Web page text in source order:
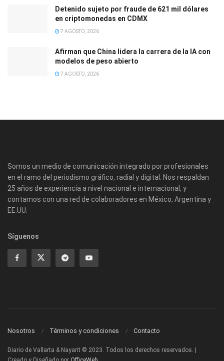
Detenido sujeto por fraude de 621 mil dólares
en criptomonedas en CDMX
7 AGOSTO, 2026
Afirman que China lidera la carrera de la IA con
modelos de peso abierto
7 AGOSTO, 2026
Somos un medio de comunicación integrado por profesionales
en el ramo del periodismo gráfico, radial y digital. Nos respaldan
25 años de experiencia a nivel nacional e internacional, y
contamos con una red de colaboradores en México, Argentina y
EE.UU.
Síguenos
Nosotros Términos y condiciones Contacto
Diario de Vallarta & Nayarit © 2023. Todos los derechos reservados. |